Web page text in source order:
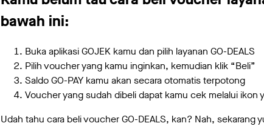
bawah ini:
Buka aplikasi GOJEK kamu dan pilih layanan GO-DEALS
Pilih voucher yang kamu inginkan, kemudian klik “Beli”
Saldo GO-PAY kamu akan secara otomatis terpotong
Voucher yang sudah dibeli dapat kamu cek melalui ikon
Udah tahu cara beli voucher GO-DEALS, kan? Nah, sekarang